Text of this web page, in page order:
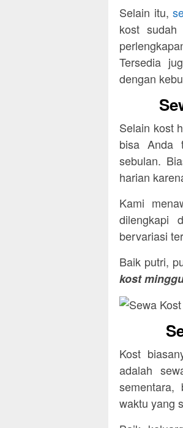
Selain itu,
kost sudah
Tersedia
dengan
Selain kost
bisa Anda
sebulan.
harian
Kami
dilengkapi
bervariasi
Baik putri,
kost
Kost
adalah
sementara,
waktu yang